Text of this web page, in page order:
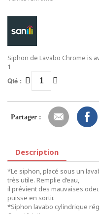
Siphon de Lavabo Chrome is
1
Qté :
Partager :
Description
*Le siphon, placé sous un
très utile. Remplie d’eau,
il prévient des mauvaises
puisse en sortir.
*Siphon lavabo cylindrique